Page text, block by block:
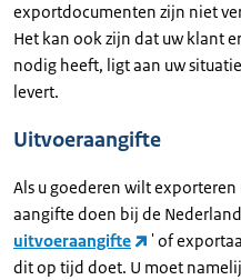
exportdocumenten zijn niet
Het kan ook zijn dat uw klant
nodig heeft, ligt aan uw
levert.
Uitvoeraangifte
Als u goederen wilt
aangifte doen bij de
uitvoeraangifte
' of
dit op tijd doet. U moet